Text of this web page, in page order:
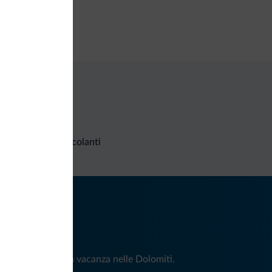
Richieste non vincolanti
news per la tua vacanza nelle Dolomiti.